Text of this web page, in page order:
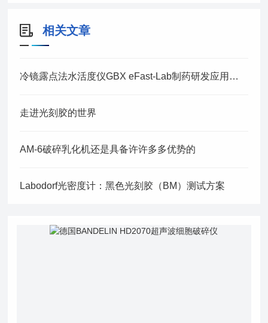
相关文章
冷镜露点法水活度仪GBX eFast-Lab制药研发应用实践
走进光刻胶的世界
AM-6破碎乳化机还是具备许许多多优势的
Labodorf光密度计：黑色光刻胶（BM）测试方案